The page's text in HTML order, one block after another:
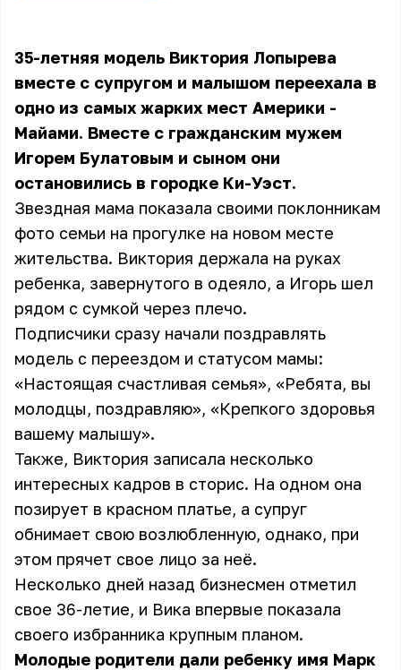
35-летняя модель Виктория Лопырева
вместе с супругом и малышом переехала в
одно из самых жарких мест Америки -
Майами. Вместе с гражданским мужем
Игорем Булатовым и сыном они
остановились в городке Ки-Уэст.
Звездная мама показала своими поклонникам
фото семьи на прогулке на новом месте
жительства. Виктория держала на руках
ребенка, завернутого в одеяло, а Игорь шел
рядом с сумкой через плечо.
Подписчики сразу начали поздравлять
модель с переездом и статусом мамы:
«Настоящая счастливая семья», «Ребята, вы
молодцы, поздравляю», «Крепкого здоровья
вашему малышу».
Также, Виктория записала несколько
интересных кадров в сторис. На одном она
позирует в красном платье, а супруг
обнимает свою возлюбленную, однако, при
этом прячет свое лицо за неё.
Несколько дней назад бизнесмен отметил
свое 36-летие, и Вика впервые показала
своего избранника крупным планом.
Молодые родители дали ребенку имя Марк